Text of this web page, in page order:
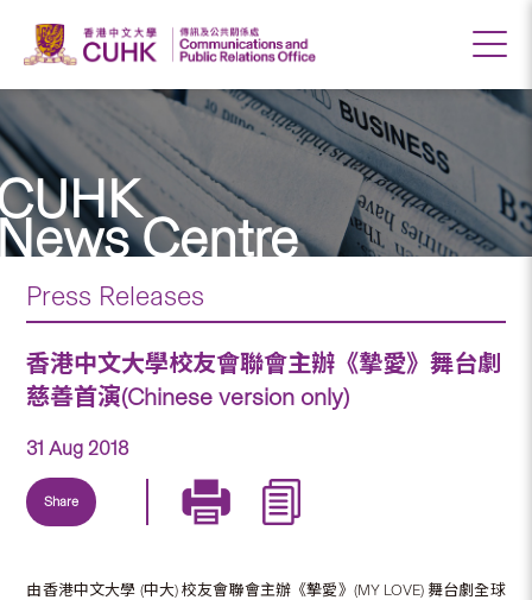
Centre
Press Releases
香港中文大學校友會聯會主辦《摯愛》舞台劇
慈善首演(Chinese version only)
31 Aug 2018
Share
由香港中文大學 (中大) 校友會聯會主辦《摯愛》(MY LOVE) 舞台劇全球